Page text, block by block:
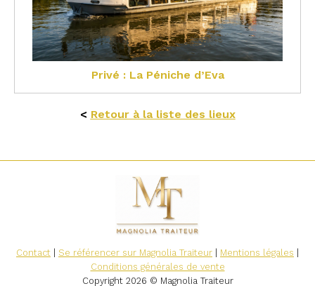
Privé : La Péniche d’Eva
< Retour à la liste des lieux
Contact | Se référencer sur Magnolia Traiteur | Mentions légales |
Conditions générales de vente
Copyright 2026 © Magnolia Traiteur